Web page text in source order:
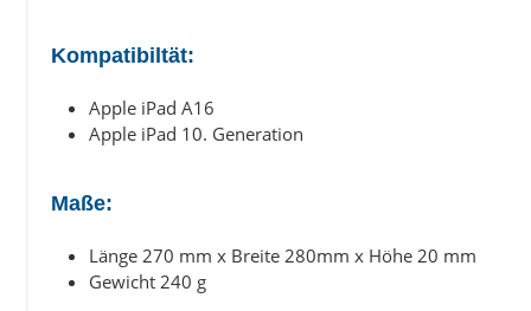
Kompatibiltät:
Apple iPad A16
Apple iPad 10. Generation
Maße:
Länge 270 mm x Breite 280mm x Höhe 20 mm
Gewicht 240 g